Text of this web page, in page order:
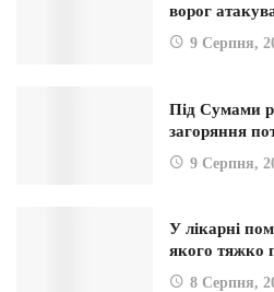
ворог
9 Серпня,
Під Сумами
загоряння
9 Серпня,
У лікарні
якого тяжко
8 Серпня,